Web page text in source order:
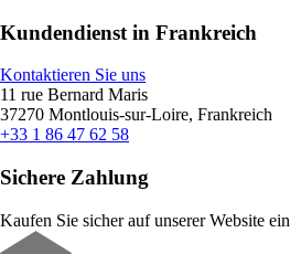
Kundendienst in Frankreich
Kontaktieren Sie uns
11 rue Bernard Maris
37270 Montlouis-sur-Loire, Frankreich
+33 1 86 47 62 58
Sichere Zahlung
Kaufen Sie sicher auf unserer Website ein